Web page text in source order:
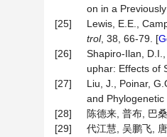
on in a
[25]
Lewis, E.E.,
trol, 38, 66-79. [
[26]
Shapiro-Ilan,
uphar: Effects of
[27]
Liu, J., Poinar,
and Phylogenetic
[28]
陈德来, 普布, 巴
[29]
代江慧, 吴鹏飞,